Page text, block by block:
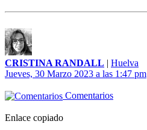
CRISTINA RANDALL | Huelva
Jueves, 30 Marzo 2023 a las 1:47 pm
Comentarios
Enlace copiado